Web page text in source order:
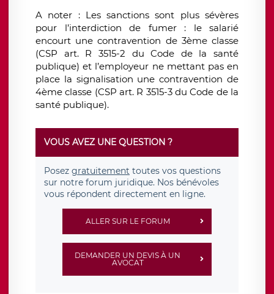
A noter : Les sanctions sont plus sévères
pour l’interdiction de fumer : le salarié
encourt une contravention de 3ème classe
(CSP art. R 3515-2 du Code de la santé
publique) et l’employeur ne mettant pas en
place la signalisation une contravention de
4ème classe (CSP art. R 3515-3 du Code de la
santé publique).
VOUS AVEZ UNE QUESTION ?
Posez gratuitement toutes vos questions
sur notre forum juridique. Nos bénévoles
vous répondent directement en ligne.
ALLER SUR LE FORUM
DEMANDER UN DEVIS À UN
AVOCAT